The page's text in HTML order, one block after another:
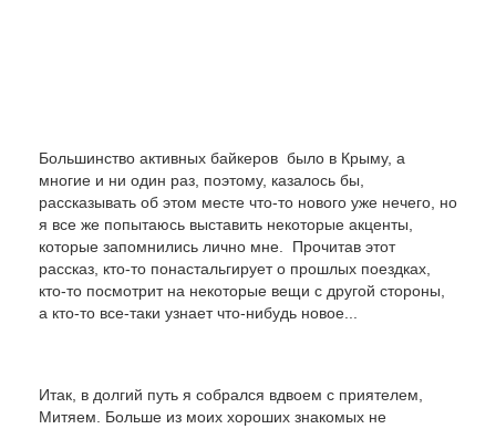
Большинство активных байкеров было в Крыму, а
многие и ни один раз, поэтому, казалось бы,
рассказывать об этом месте что-то нового уже нечего, но
я все же попытаюсь выставить некоторые акценты,
которые запомнились лично мне. Прочитав этот
рассказ, кто-то понастальгирует о прошлых поездках,
кто-то посмотрит на некоторые вещи с другой стороны,
а кто-то все-таки узнает что-нибудь новое...
Итак, в долгий путь я собрался вдвоем с приятелем,
Митяем. Больше из моих хороших знакомых не